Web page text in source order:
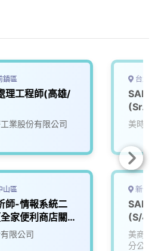
k
鎮區
理工程師(高雄/
業股份有限公司
山區
師-情報系統二
家便利商店關
限公司
台北
SAP(
(Sr.)
美時化
新竹
SAP
(S/
美商迪
分公司